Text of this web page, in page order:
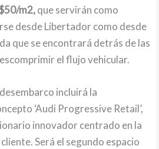
m2,que servirán como
desde Libertador como desde
que se encontrará detrás de las
el flujo vehicular.
incluirá la
‘Audi Progressive Retail’,
innovador centrado en la
Será el segundo espacio